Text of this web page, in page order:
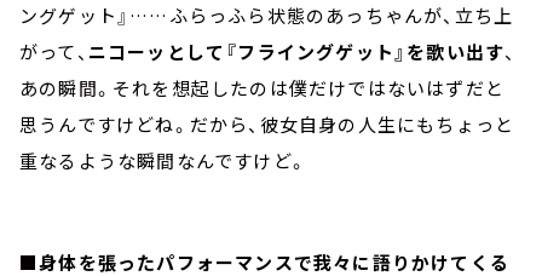
ングゲット』……ふらっふら状態のあっちゃんが、立ち上
がって、 ニコーッとして『フライングゲット』を歌い出す、
あの瞬間。それを想起したのは僕だけではないはずだと
思うんですけどね。だから、彼女自身の人生にもちょっと
重なるような瞬間なんですけど。
■身体を張ったパフォーマンスで我々に語りかけてくる